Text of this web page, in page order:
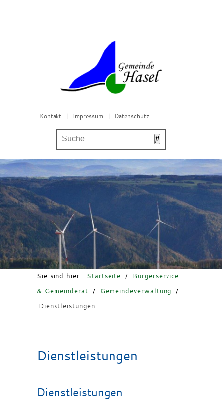
Kontakt | Impressum | Datenschutz
Bürgerservice & Gemeinderat
Leben in Hasel
Freizeit & Tourismus
Sie sind hier: Startseite /
Bürgerservice
& Gemeinderat
/ Gemeindeverwaltung
/
Dienstleistungen
Dienstleistungen
Dienstleistungen